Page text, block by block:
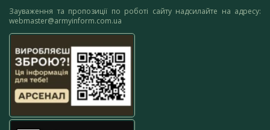
Зауваження та пропозиції по роботі сайту надсилайте на адресу:
webmaster@armyinform.com.ua